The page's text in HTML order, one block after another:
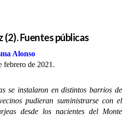
(2). Fuentes públicas
Alonso
febrero de 2021.
se instalaron en distintos barrios de
pudieran suministrarse con el
desde los nacientes del Monte